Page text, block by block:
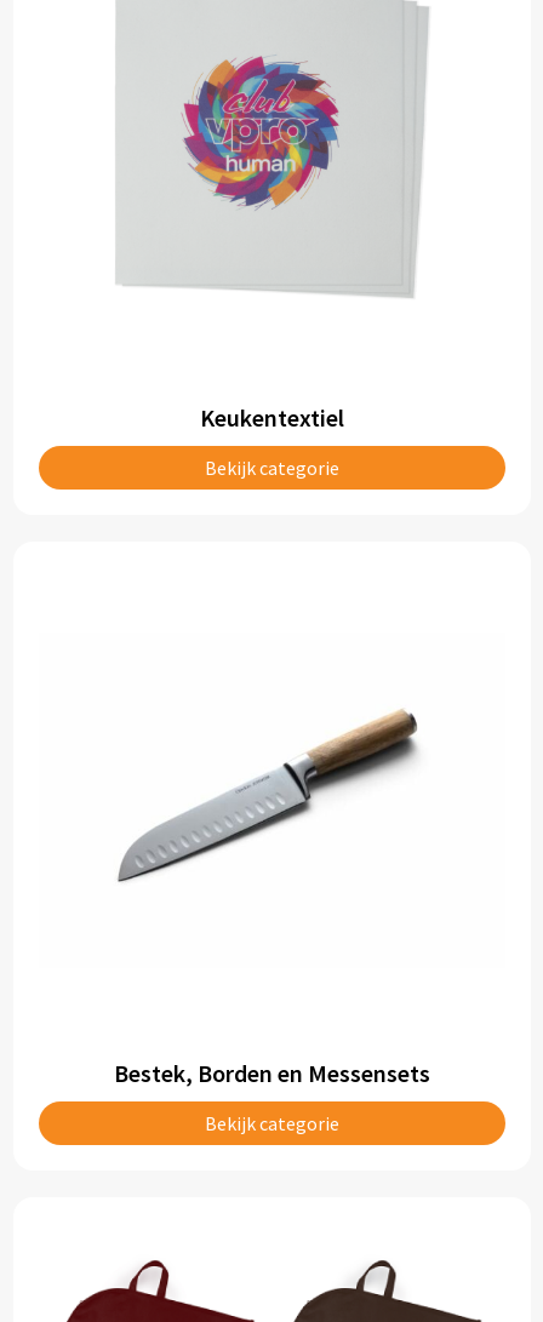
Keukentextiel
Bekijk categorie
Bestek, Borden en Messensets
Bekijk categorie